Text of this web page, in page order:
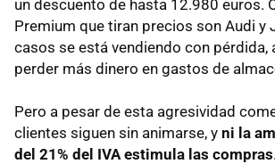
un descuento de hasta 12.980 euros.
Premium que tiran precios son Audi y
casos se está vendiendo con pérdida,
perder más dinero en gastos de
Pero a pesar de esta agresividad
clientes siguen sin animarse, y ni la
del 21% del IVA estimula las compras